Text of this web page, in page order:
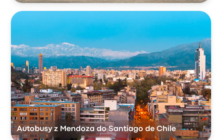
Autobusy z Mendoza do Santiago de Chile